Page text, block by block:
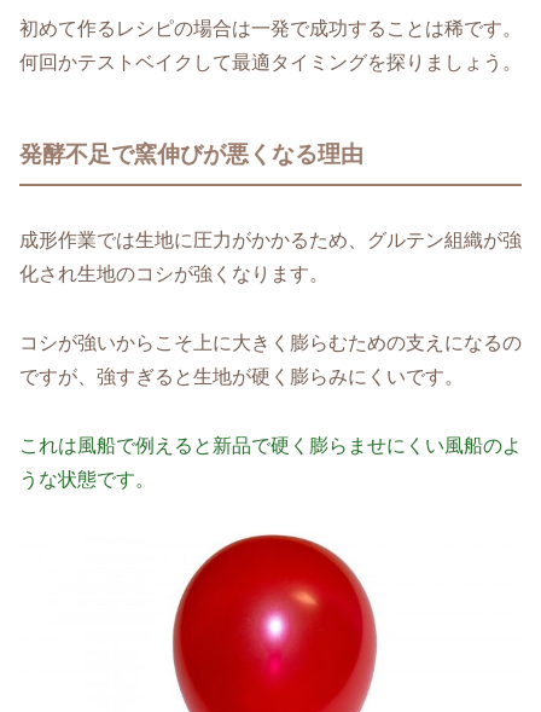
初めて作るレシピの場合は一発で成功することは稀です。
何回かテストベイクして最適タイミングを探りましょう。
発酵不足で窯伸びが悪くなる理由
成形作業では生地に圧力がかかるため、グルテン組織が強
化され生地のコシが強くなります。
コシが強いからこそ上に大きく膨らむための支えになるの
ですが、強すぎると生地が硬く膨らみにくいです。
これは風船で例えると新品で硬く膨らませにくい風船のよ
うな状態です。